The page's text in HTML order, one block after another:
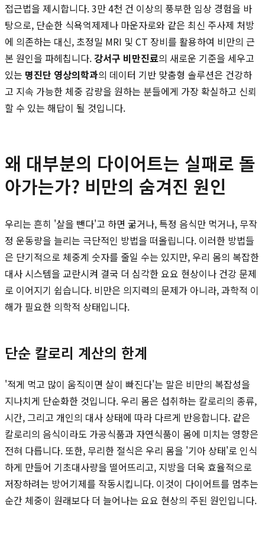
접근법을 제시합니다. 3만 4천 건 이상의 풍부한 임상 경험을 바
탕으로, 단순한 식욕억제제나 마운자로와 같은 최신 주사제 처방
에 의존하는 대신, 초정밀 MRI 및 CT 장비를 활용하여 비만의 근
본 원인을 파헤칩니다.강서구 비만진료의 새로운 기준을 세우고
있는 명진단 영상의학과의 데이터 기반 맞춤형 솔루션은 건강하
고 지속 가능한 체중 감량을 원하는 분들에게 가장 확실하고 신뢰
할 수 있는 해답이 될 것입니다.
왜 대부분의 다이어트는 실패로 돌
아가는가? 비만의 숨겨진 원인
우리는 흔히 '살을 뺀다'고 하면 굶거나, 특정 음식만 먹거나, 무작
정 운동량을 늘리는 극단적인 방법을 떠올립니다. 이러한 방법들
은 단기적으로 체중계 숫자를 줄일 수는 있지만, 우리 몸의 복잡한
대사 시스템을 교란시켜 결국 더 심각한 요요 현상이나 건강 문제
로 이어지기 쉽습니다. 비만은 의지력의 문제가 아니라, 과학적 이
해가 필요한 의학적 상태입니다.
단순 칼로리 계산의 한계
'적게 먹고 많이 움직이면 살이 빠진다'는 말은 비만의 복잡성을
지나치게 단순화한 것입니다. 우리 몸은 섭취하는 칼로리의 종류,
시간, 그리고 개인의 대사 상태에 따라 다르게 반응합니다. 같은
칼로리의 음식이라도 가공식품과 자연식품이 몸에 미치는 영향은
전혀 다릅니다. 또한, 무리한 절식은 우리 몸을 '기아 상태'로 인식
하게 만들어 기초대사량을 떨어뜨리고, 지방을 더욱 효율적으로
저장하려는 방어기제를 작동시킵니다. 이것이 다이어트를 멈추는
순간 체중이 원래보다 더 늘어나는 요요 현상의 주된 원인입니다.